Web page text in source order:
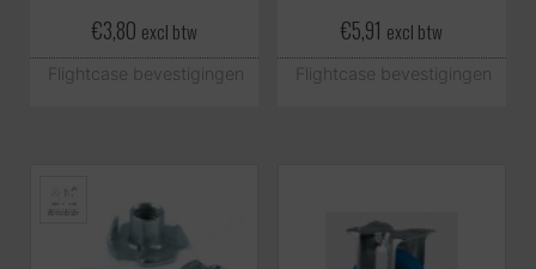
€3,80 excl btw
Flightcase bevestigingen
€5,91 excl btw
Flightcase bevestigingen